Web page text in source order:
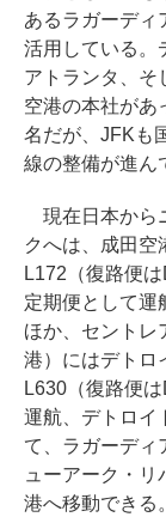
あるラガーディ
活用している。
アトランタ、そ
空港の本社があ
名だが、JFKも
線の整備が進ん
現在日本から
クへは、成田空
L172（復路便
定期便として運
ほか、セントレ
港）にはデトロ
L630（復路便
運航、デトロイ
て、ラガーディ
ューアーク・リ
港へ移動できる